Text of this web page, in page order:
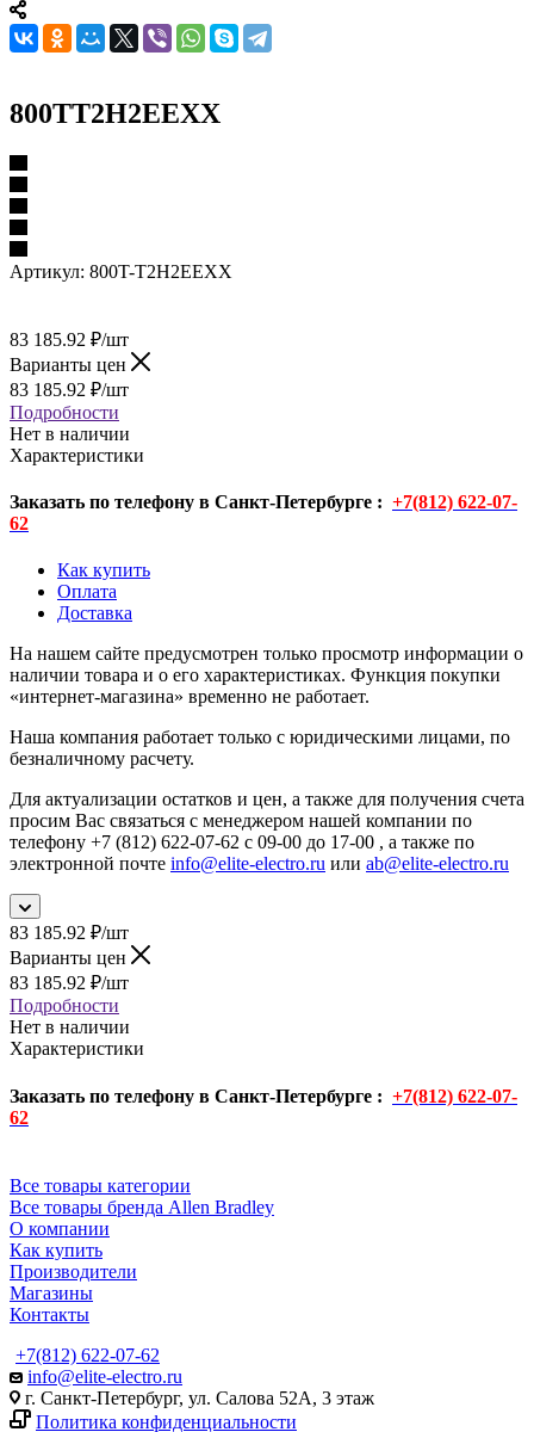
800TT2H2EEXX
Артикул: 800T-T2H2EEXX
83 185.92 ₽/шт
Варианты цен
83 185.92 ₽/шт
Подробности
Нет в наличии
Характеристики
Заказать по телефону в Санкт-Петербурге : +7(812) 622-07-
62
Как купить
Оплата
Доставка
На нашем сайте предусмотрен только просмотр информации о
наличии товара и о его характеристиках. Функция покупки
«интернет-магазина» временно не работает.
Наша компания работает только с юридическими лицами, по
безналичному расчету.
Для актуализации остатков и цен, а также для получения счета
просим Вас связаться с менеджером нашей компании по
телефону +7 (812) 622-07-62 с 09-00 до 17-00 , а также по
электронной почте info@elite-electro.ru или ab@elite-electro.ru
83 185.92 ₽/шт
Варианты цен
83 185.92 ₽/шт
Подробности
Нет в наличии
Характеристики
Заказать по телефону в Санкт-Петербурге : +7(812) 622-07-
62
Все товары категории
Все товары бренда Allen Bradley
О компании
Как купить
Производители
Магазины
Контакты
+7(812) 622-07-62
info@elite-electro.ru
г. Санкт-Петербург, ул. Салова 52А, 3 этаж
Политика конфиденциальности